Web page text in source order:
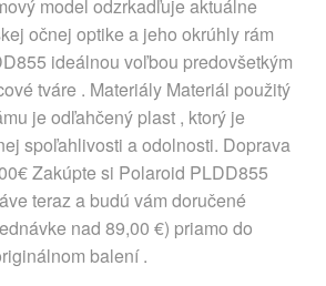
model odzrkadľuje aktuálne
očnej optike a jeho okrúhly rám
ideálnou voľbou predovšetkým
tváre . Materiály Materiál použitý
je odľahčený plast , ktorý je
spoľahlivosti a odolnosti. Doprava
Zakúpte si Polaroid PLDD855
teraz a budú vám doručené
nad 89,00 €) priamo do
balení .